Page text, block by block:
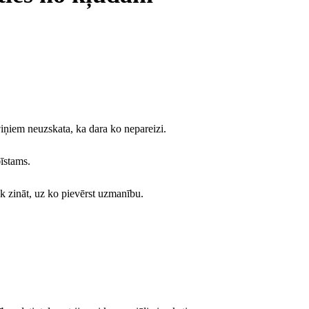
neuzskata, ka dara ko nepareizi.
zināt, uz ko pievērst uzmanību.